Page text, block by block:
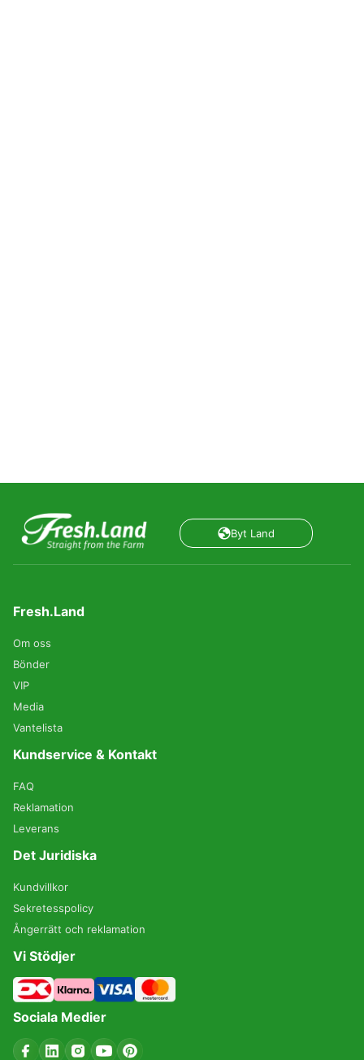
Byt Land
Fresh.Land
Om oss
Bönder
VIP
Media
Vantelista
Kundservice & Kontakt
FAQ
Reklamation
Leverans
Det Juridiska
Kundvillkor
Sekretesspolicy
Ångerrätt och reklamation
Vi Stödjer
Sociala Medier